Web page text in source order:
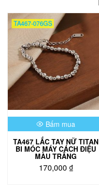
xếp
theo
mới
nhất
TA467-076GS
Bấm mua
TA467 LẮC TAY NỮ TITAN
BI MÓC MÁY CÁCH ĐIỆU
MÀU TRẮNG
170,000 ₫